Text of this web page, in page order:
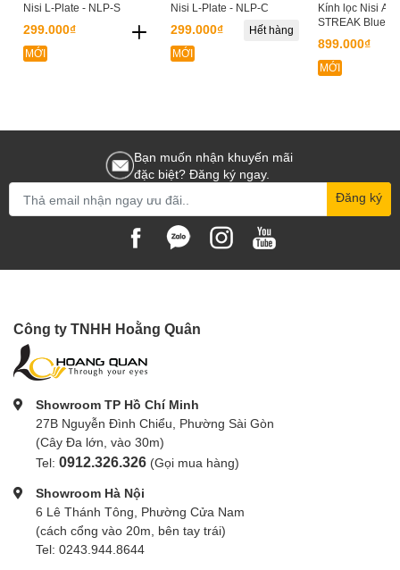
Nisi L-Plate - NLP-S
299.000₫
MỚI
Nisi L-Plate - NLP-C
299.000₫
Hết hàng
MỚI
Kính lọc Nisi
STREAK Blue
899.000₫
MỚI
Bạn muốn nhận khuyến mãi
đặc biệt? Đăng ký ngay.
Đăng ký
Công ty TNHH Hoằng Quân
Showroom TP Hồ Chí Minh
27B Nguyễn Đình Chiểu, Phường Sài Gòn
(Cây Đa lớn, vào 30m)
Tel: 0912.326.326 (Gọi mua hàng)
Showroom Hà Nội
6 Lê Thánh Tông, Phường Cửa Nam
(cách cổng vào 20m, bên tay trái)
Tel: 0243.944.8644